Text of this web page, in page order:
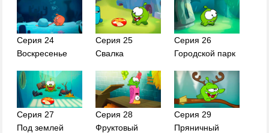
Серия 24
Воскресенье
Серия 25
Свалка
Серия 26
Городской парк
Серия 27
Под землей
Серия 28
Фруктовый
Серия 29
Пряничный